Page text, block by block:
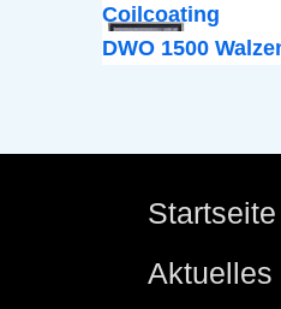
Coilcoating
DWO 1500
Startseite
Aktuelles